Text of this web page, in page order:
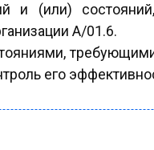
и (или)
A/01.6.
его